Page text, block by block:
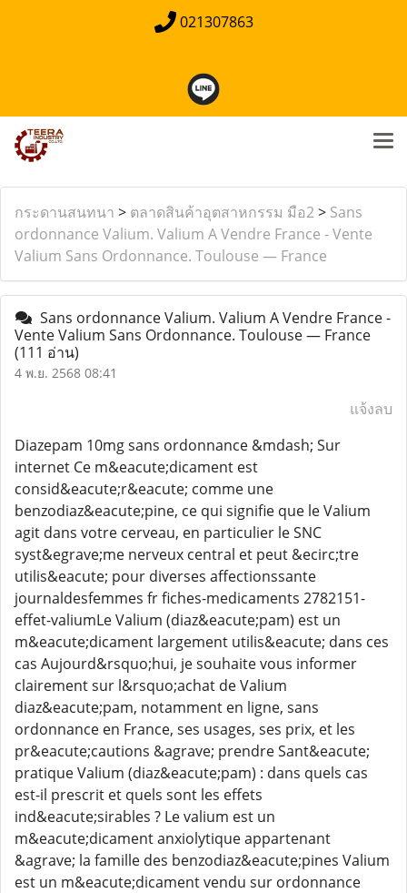
021307863
กระดานสนทนา > ตลาดสินค้าอุตสาหกรรม มือ2> Sans
ordonnance Valium. Valium A Vendre France - Vente
Valium Sans Ordonnance. Toulouse — France
Sans ordonnance Valium. Valium A Vendre France -
Vente Valium Sans Ordonnance. Toulouse — France
(111 อ่าน)
4 พ.ย. 2568 08:41
แจ้งลบ
Diazepam 10mg sans ordonnance &mdash; Sur
internet Ce m&eacute;dicament est
consid&eacute;r&eacute; comme une
benzodiaz&eacute;pine, ce qui signifie que le Valium
agit dans votre cerveau, en particulier le SNC
syst&egrave;me nerveux central et peut &ecirc;tre
utilis&eacute; pour diverses affectionssante
journaldesfemmes fr fiches-medicaments 2782151-
effet-valiumLe Valium (diaz&eacute;pam) est un
m&eacute;dicament largement utilis&eacute; dans ces
cas Aujourd&rsquo;hui, je souhaite vous informer
clairement sur l&rsquo;achat de Valium
diaz&eacute;pam, notamment en ligne, sans
ordonnance en France, ses usages, ses prix, et les
pr&eacute;cautions &agrave; prendre Sant&eacute;
pratique Valium (diaz&eacute;pam) : dans quels cas
est-il prescrit et quels sont les effets
ind&eacute;sirables ? Le valium est un
m&eacute;dicament anxiolytique appartenant
&agrave; la famille des benzodiaz&eacute;pines Valium
est un m&eacute;dicament vendu sur ordonnance